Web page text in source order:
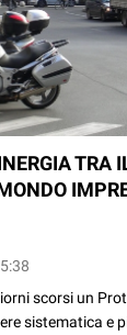
TRA
scorsi un
sistematica e